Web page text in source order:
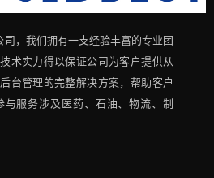
，我们拥有一支经验丰富的专业团
术实力得以保证公司为客户提供从
台管理的完整解决方案，帮助客户
服务涉及医药、石油、物流、制